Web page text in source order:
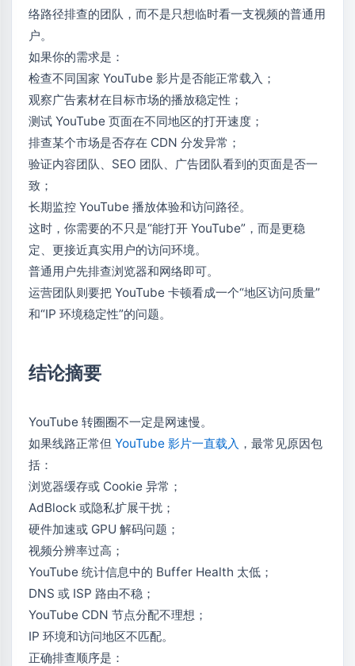
络路径排查的团队，而不是只想临时看一支视频的普通用
户。
如果你的需求是：
检查不同国家 YouTube 影片是否能正常载入；
观察广告素材在目标市场的播放稳定性；
测试 YouTube 页面在不同地区的打开速度；
排查某个市场是否存在 CDN 分发异常；
验证内容团队、SEO 团队、广告团队看到的页面是否一
致；
长期监控 YouTube 播放体验和访问路径。
这时，你需要的不只是“能打开 YouTube”，而是更稳
定、更接近真实用户的访问环境。
普通用户先排查浏览器和网络即可。
运营团队则要把 YouTube 卡顿看成一个“地区访问质量”
和“IP 环境稳定性”的问题。
结论摘要
YouTube 转圈圈不一定是网速慢。
如果线路正常但 YouTube 影片一直载入 ，最常见原因包
括：
浏览器缓存或 Cookie 异常；
AdBlock 或隐私扩展干扰；
硬件加速或 GPU 解码问题；
视频分辨率过高；
YouTube 统计信息中的 Buffer Health 太低；
DNS 或 ISP 路由不稳；
YouTube CDN 节点分配不理想；
IP 环境和访问地区不匹配。
正确排查顺序是：